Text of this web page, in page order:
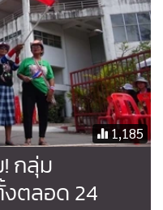
น้าที่ตำรวจจากเทศบาลนคร
เฉินเตรียมพร้อมคอยให้
603
ม